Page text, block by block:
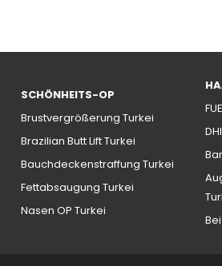
SCHÖNHEITS-OP
Brustvergrößerung Turkei
Brazilian Butt Lift Turkei
Bauchdeckenstraffung Turkei
Fettabsaugung Turkei
Nasen OP Turkei